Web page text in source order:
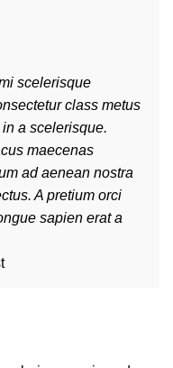
scelerisque
class metus
a scelerisque.
maecenas
ad aenean nostra
A pretium orci
sapien erat a